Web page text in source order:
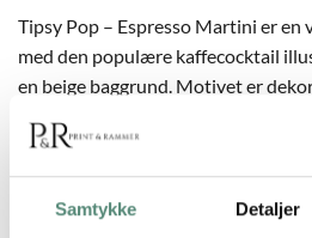
Samtykke Detaljer
Tipsy Pop – Espresso Martini er en
med den populære kaffecocktail
en beige baggrund. Motivet er
små stjerner, som tilføjer et
dig, der elsker kaffe og cocktails –
Hæng den i køkkenet, kaffehjørnet
af Tipsy Pop-serien, der også